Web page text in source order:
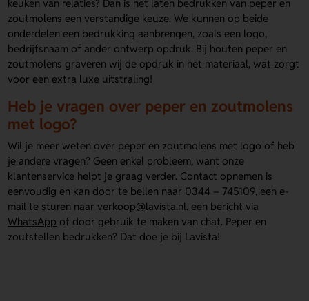
keuken van relaties? Dan is het laten bedrukken van peper en
zoutmolens een verstandige keuze. We kunnen op beide
onderdelen een bedrukking aanbrengen, zoals een logo,
bedrijfsnaam of ander ontwerp opdruk. Bij houten peper en
zoutmolens graveren wij de opdruk in het materiaal, wat zorgt
voor een extra luxe uitstraling!
Heb je vragen over peper en zoutmolens
met logo?
Wil je meer weten over peper en zoutmolens met logo of heb
je andere vragen? Geen enkel probleem, want onze
klantenservice helpt je graag verder. Contact opnemen is
eenvoudig en kan door te bellen naar 0344 – 745109, een e-
mail te sturen naar verkoop@lavista.nl, een bericht via
WhatsApp of door gebruik te maken van chat. Peper en
zoutstellen bedrukken? Dat doe je bij Lavista!